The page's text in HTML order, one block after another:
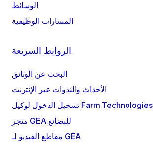
الوسائط
المسارات الوظيفية
الروابط السريعة
البحث عن الوثائق
الأحداث والندوات عبر الإنترنت
تسجيل الدخول لوكيل Farm Technologies
متجر GEA للبضائع
مقاطع الفيديو لـ GEA